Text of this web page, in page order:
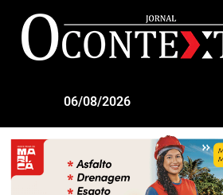
06/08/2026